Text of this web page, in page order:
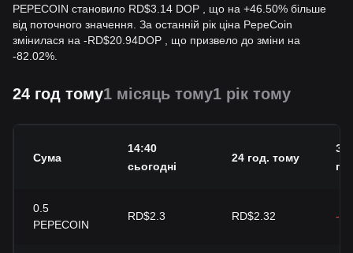
PEPECOIN становило RD$3.14 DOP , що на +46.50% більше
від поточного значення. За останній рік ціна PepeCoin
змінилася на -RD$20.94DOP , що призвело до зміни на
-82.02%.
24 год тому1 місяць тому1 рік тому
Сума
14:40
сьогодні
24 год. тому
0.5
PEPECOIN
RD$2.3 RD$2.32 -